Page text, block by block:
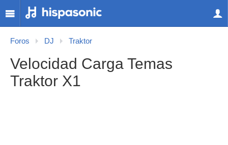
Foros DJ Traktor
Velocidad Carga Temas
Traktor X1